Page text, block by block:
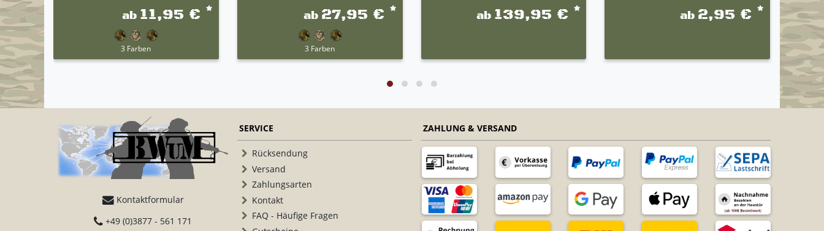
ab 11,95 € *
3 Farben
ab 27,95 € *
3 Farben
ab 139,95 € * ab 2,95 € *
Kontaktformular
+49 (0)3877 - 561 171
SERVICE
Rücksendung
Versand
Zahlungsarten
Kontakt
FAQ - Häufige Fragen
ZAHLUNG & VERSAND